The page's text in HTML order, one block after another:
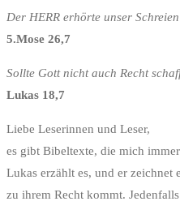
Der HERR erhörte unser
5.Mose 26,7
Sollte Gott nicht auch Recht
Lukas 18,7
Liebe Leserinnen und Leser,
es gibt Bibeltexte, die mich
Lukas erzählt es, und er zeichnet
zu ihrem Recht kommt.